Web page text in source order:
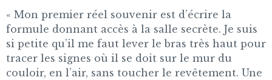
« Mon premier réel souvenir est d’écrire la
formule donnant accès à la salle secrète. Je suis
si petite qu’il me faut lever le bras très haut pour
tracer les signes où il se doit sur le mur du
couloir, en l’air, sans toucher le revêtement. Une